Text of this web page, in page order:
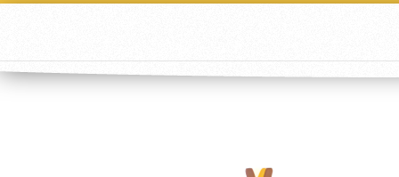
google-site-